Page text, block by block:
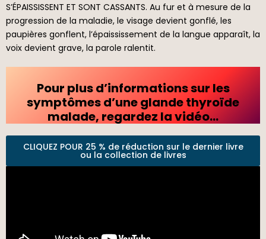
S’ÉPAISSISSENT ET SONT CASSANTS. Au fur et à mesure de la
progression de la maladie, le visage devient gonflé, les
paupières gonflent, l’épaississement de la langue apparaît, la
voix devient grave, la parole ralentit.
Pour plus d’informations sur les
symptômes d’une glande thyroïde
malade, regardez la vidéo…
CLIQUEZ POUR 25 % de réduction sur le dernier livre
ou la collection de livres